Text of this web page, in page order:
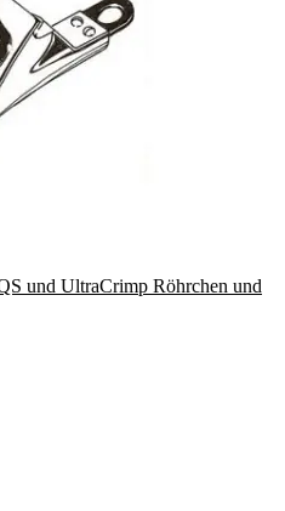
und UltraCrimp Röhrchen und